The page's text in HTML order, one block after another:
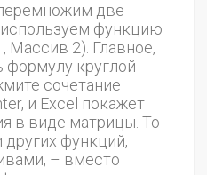
две
функцию
2). Главное,
формулу круглой
сочетание
и Excel покажет
в виде матрицы. То
функций,
– вместо